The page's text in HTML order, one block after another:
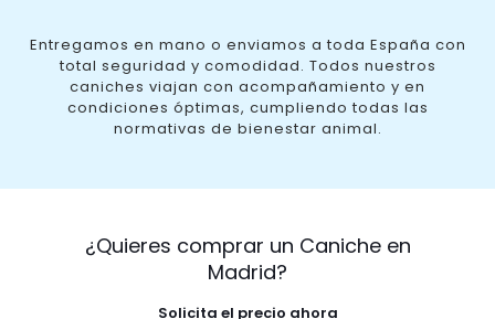
Entregamos en mano o enviamos a toda España con
total seguridad y comodidad. Todos nuestros
caniches viajan con acompañamiento y en
condiciones óptimas, cumpliendo todas las
normativas de bienestar animal.
¿Quieres comprar un Caniche en
Madrid?
Solicita el precio ahora